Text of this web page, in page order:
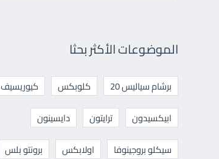
الموضوعات الأكثر بحثا
برشام سياليس 20 كلوبكس
كيوريسيف
ابيكسيدون
ترايتون
دايسينون
سيكلو بروجينوفا
اولابكس
برونتو بلس